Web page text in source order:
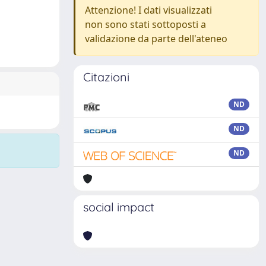
Attenzione! I dati visualizzati
non sono stati sottoposti a
validazione da parte dell'ateneo
Citazioni
ND
ND
ND
social impact